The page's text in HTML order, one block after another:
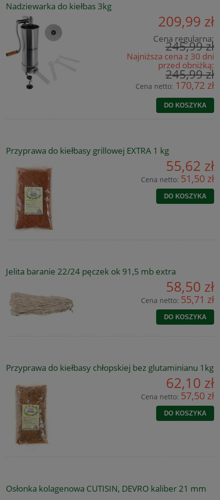
Nadziewarka do kiełbas 3kg
209,99 zł
Cena regularna:
245,99 zł
Najniższa cena z 30 dni
przed obniżką:
245,99 zł
Cena netto: 170,72 zł
DO KOSZYKA
Przyprawa do kiełbasy grillowej EXTRA 1 kg
55,62 zł
Cena netto: 51,50 zł
DO KOSZYKA
Jelita baranie 22/24 pęczek ok 91,5 mb extra
58,50 zł
Cena netto: 55,71 zł
DO KOSZYKA
Przyprawa do kiełbasy chłopskiej bez glutaminianu 1kg
62,10 zł
Cena netto: 57,50 zł
DO KOSZYKA
Osłonka kolagenowa CUTISIN, DEVRO kaliber 21 mm